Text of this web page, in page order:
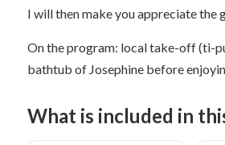
I will then make you appreciate the
On the program: local take-off (ti-
bathtub of Josephine before
What is included in